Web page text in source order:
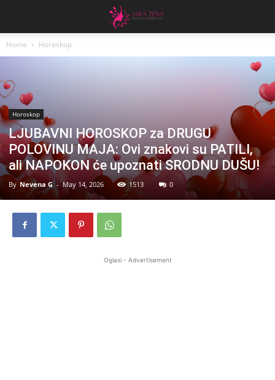
Home Horoskop
Horoskop
LJUBAVNI HOROSKOP za DRUGU
POLOVINU MAJA: Ovi znakovi su PATILI,
ali NAPOKON će upoznati SRODNU DUŠU!
By Nevena G - May 14, 2026 1513 0
Oglasi - Advertisement